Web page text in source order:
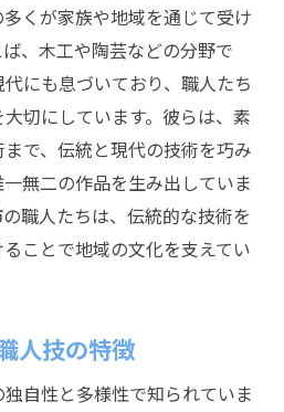
未来を切り開く
技の進化とその影響
つ進化する技術
がもたらす経済効果
貢献する新しい試み
が観光資源に与える影響
人技の発展モデル
交差する現場
生む新しい価値
くが家族や地域を通じて受け
、木工や陶芸などの分野で
にも息づいており、職人たち
切にしています。彼らは、素
で、伝統と現代の技術を巧み
無二の作品を生み出していま
職人たちは、伝統的な技術を
ことで地域の文化を支えてい
人技の特徴
自性と多様性で知られていま